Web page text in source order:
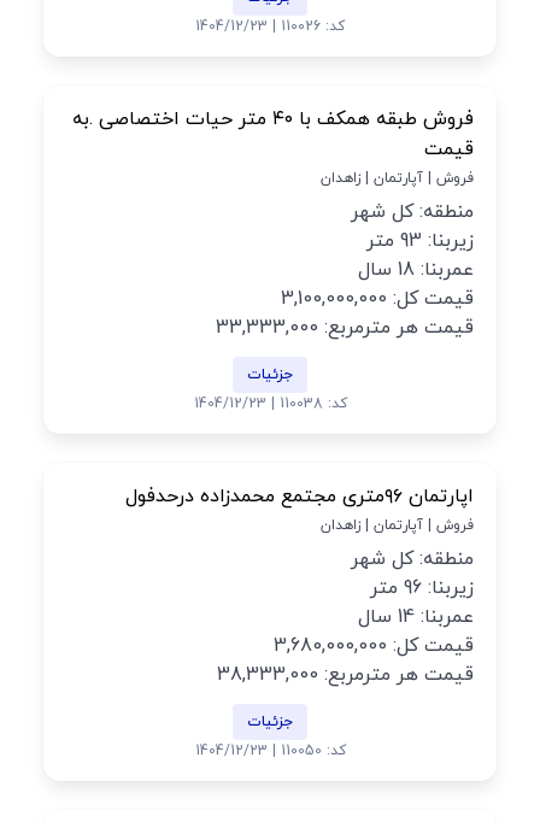
کد: 110026 | 1404/12/23
فروش طبقه همکف با ۴۰ متر حیات اختصاصی .به
قیمت
فروش | آپارتمان | زاهدان
منطقه: کل شهر
زیربنا: 93 متر
عمربنا: 18 سال
قیمت کل: 3,100,000,000
قیمت هر مترمربع: 33,333,000
جزئیات
کد: 110038 | 1404/12/23
اپارتمان ۹۶متری مجتمع محمدزاده درحدفول
فروش | آپارتمان | زاهدان
منطقه: کل شهر
زیربنا: 96 متر
عمربنا: 14 سال
قیمت کل: 3,680,000,000
قیمت هر مترمربع: 38,333,000
جزئیات
کد: 110050 | 1404/12/23